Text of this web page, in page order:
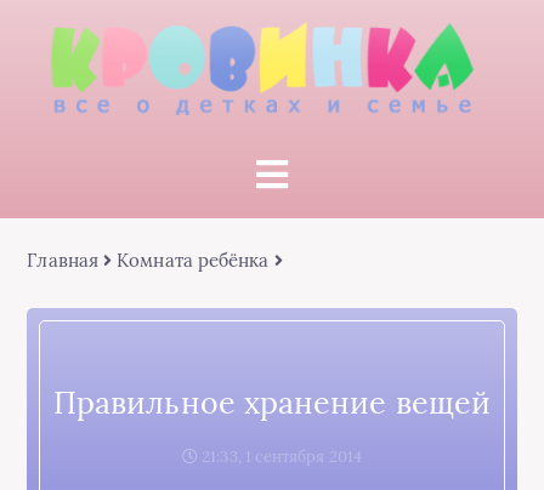
Главная Комната ребёнка
Правильное хранение вещей
21:33, 1 сентября 2014